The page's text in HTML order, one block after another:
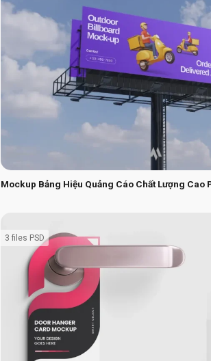
Mockup Bảng Hiệu Quảng Cáo Chất Lượng Cao
3 files PSD